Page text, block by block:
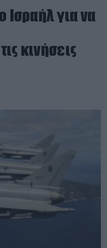
Ισραήλ για να
κινήσεις